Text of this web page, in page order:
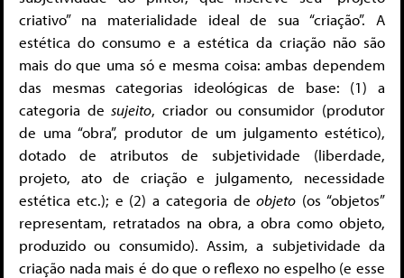
criativo” na materialidade ideal de sua “criação”. A
estética do consumo e a estética da criação não são
mais do que uma só e mesma coisa: ambas dependem
das mesmas categorias ideológicas de base: (1) a
categoria desujeito, criador ou consumidor (produtor
de uma “obra”, produtor de um julgamento estético),
dotado de atributos de subjetividade (liberdade,
projeto, ato de criação e julgamento, necessidade
estética etc.); e (2) a categoria deobjeto (os “objetos”
representam, retratados na obra, a obra como objeto,
produzido ou consumido). Assim, a subjetividade da
criação nada mais é do que o reflexo no espelho (e esse